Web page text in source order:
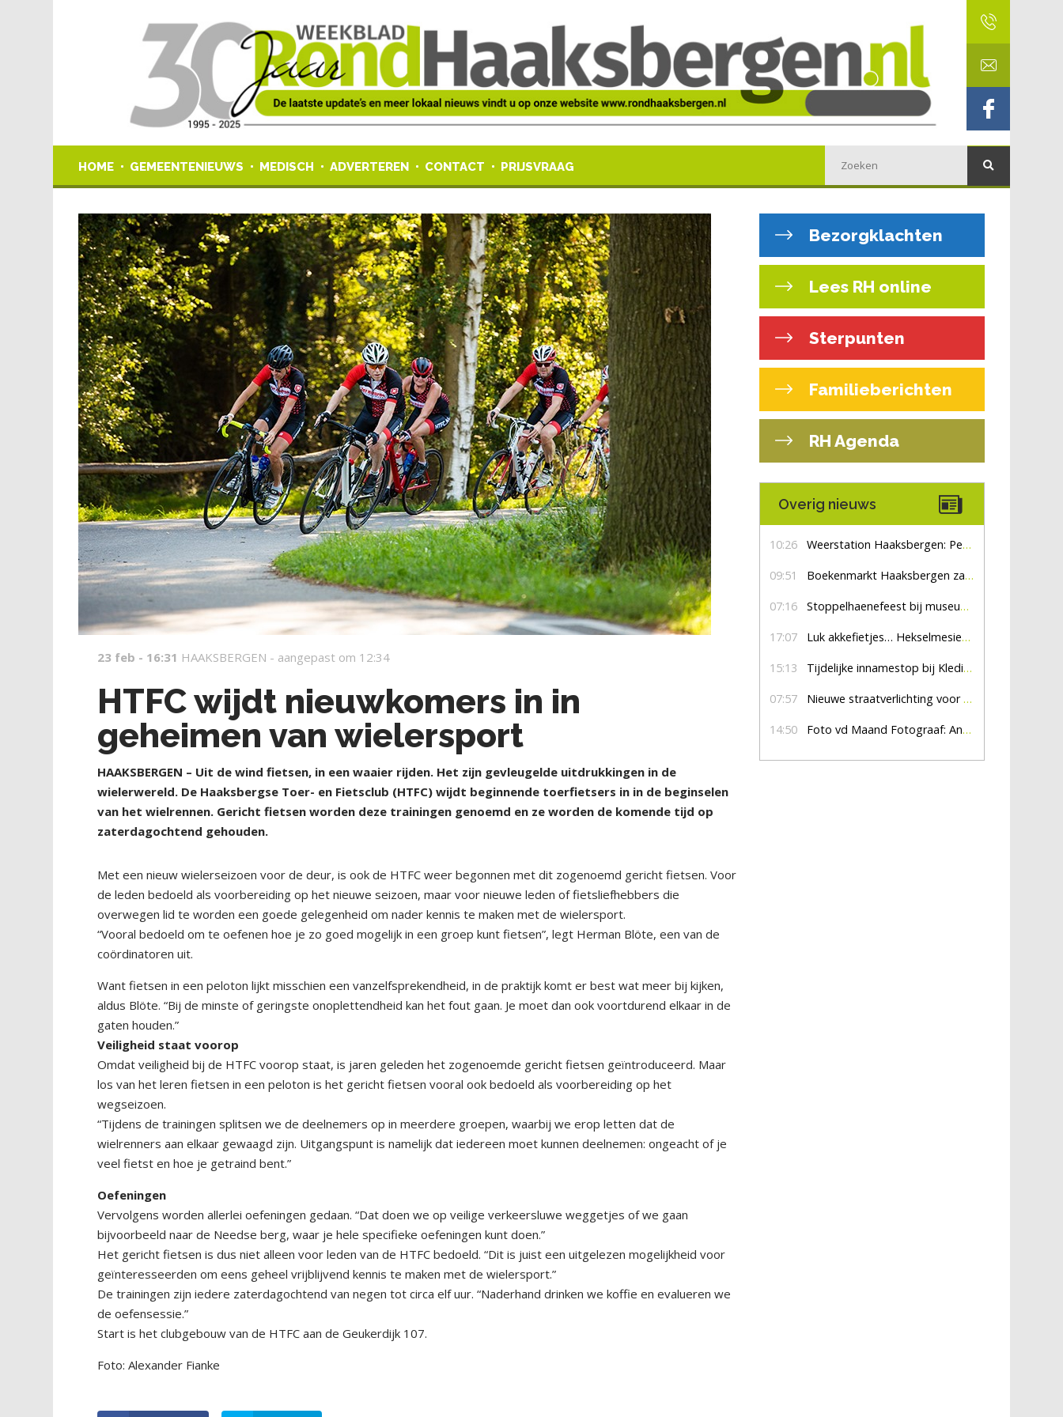
HOME GEMEENTENIEUWS MEDISCH ADVERTEREN CONTACT PRIJSVRAAG
23 feb - 16:31 HAAKSBERGEN - aangepast om 12:34
HTFC wijdt nieuwkomers in in
geheimen van wielersport
HAAKSBERGEN – Uit de wind fietsen, in een waaier rijden. Het zijn gevleugelde uitdrukkingen in de
wielerwereld. De Haaksbergse Toer- en Fietsclub (HTFC) wijdt beginnende toerfietsers in in de beginselen
van het wielrennen. Gericht fietsen worden deze trainingen genoemd en ze worden de komende tijd op
zaterdagochtend gehouden.
Met een nieuw wielerseizoen voor de deur, is ook de HTFC weer begonnen met dit zogenoemd gericht fietsen. Voor
de leden bedoeld als voorbereiding op het nieuwe seizoen, maar voor nieuwe leden of fietsliefhebbers die
overwegen lid te worden een goede gelegenheid om nader kennis te maken met de wielersport.
“Vooral bedoeld om te oefenen hoe je zo goed mogelijk in een groep kunt fietsen”, legt Herman Blöte, een van de
coördinatoren uit.
Want fietsen in een peloton lijkt misschien een vanzelfsprekendheid, in de praktijk komt er best wat meer bij kijken,
aldus Blöte. “Bij de minste of geringste onoplettendheid kan het fout gaan. Je moet dan ook voortdurend elkaar in de
gaten houden.”
Veiligheid staat voorop
Omdat veiligheid bij de HTFC voorop staat, is jaren geleden het zogenoemde gericht fietsen geïntroduceerd. Maar
los van het leren fietsen in een peloton is het gericht fietsen vooral ook bedoeld als voorbereiding op het
wegseizoen.
“Tijdens de trainingen splitsen we de deelnemers op in meerdere groepen, waarbij we erop letten dat de
wielrenners aan elkaar gewaagd zijn. Uitgangspunt is namelijk dat iedereen moet kunnen deelnemen: ongeacht of je
veel fietst en hoe je getraind bent.”
Oefeningen
Vervolgens worden allerlei oefeningen gedaan. “Dat doen we op veilige verkeersluwe weggetjes of we gaan
bijvoorbeeld naar de Needse berg, waar je hele specifieke oefeningen kunt doen.”
Het gericht fietsen is dus niet alleen voor leden van de HTFC bedoeld. “Dit is juist een uitgelezen mogelijkheid voor
geïnteresseerden om eens geheel vrijblijvend kennis te maken met de wielersport.”
De trainingen zijn iedere zaterdagochtend van negen tot circa elf uur. “Naderhand drinken we koffie en evalueren we
de oefensessie.”
Start is het clubgebouw van de HTFC aan de Geukerdijk 107.
Foto: Alexander Fianke
Bezorgklachten
Lees RH online
Sterpunten
Familieberichten
RH Agenda
Overig nieuws
10:26 Weerstation Haaksbergen: Perioden met zon en droog
09:51 Boekenmarkt Haaksbergen zaterdag 8 augustus, marktplein Haaksbergen
07:16 Stoppelhaenefeest bij museum De Lebbenbrugge
17:07 Luk akkefietjes… HekselmesienHarry
15:13 Tijdelijke innamestop bij Kledingbank Stefania
07:57 Nieuwe straatverlichting voor De Veldmaat en De Pas
14:50 Foto vd Maand Fotograaf: Anna Jalving